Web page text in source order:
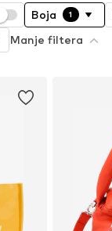
Boja 1
Manje filtera